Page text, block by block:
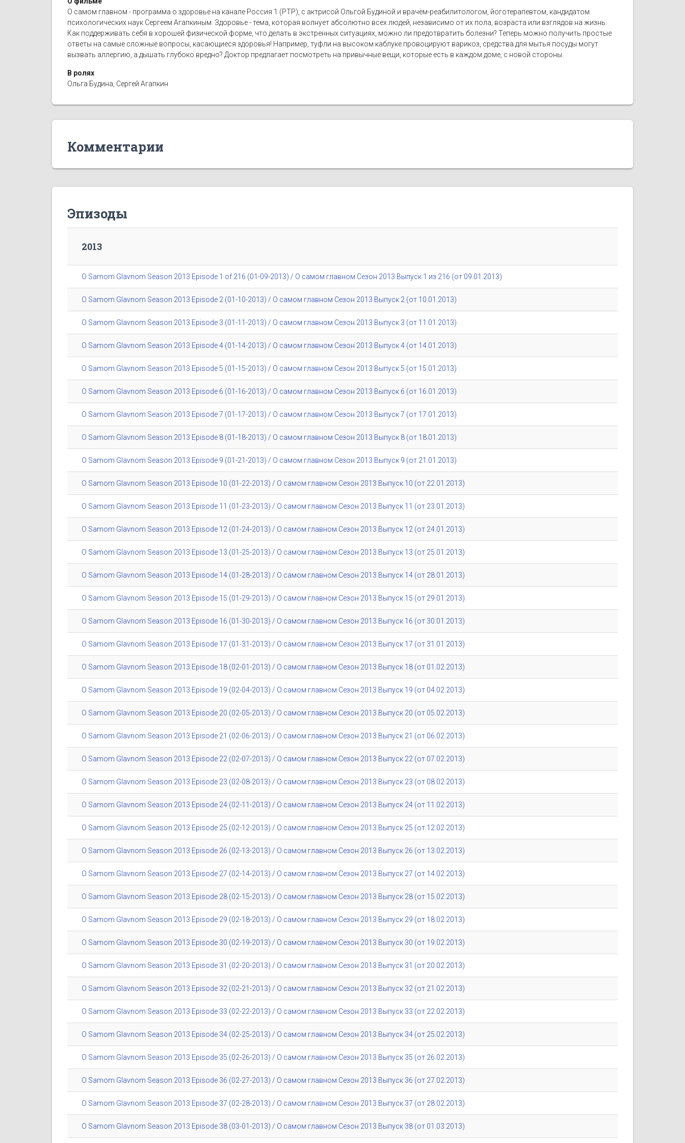
О самом главном - программа о здоровье на канале Россия 1 (РТР), с актрисой Ольгой Будиной и врачём-реабилитологом, йоготерапевтом, кандидатом
психологических наук Сергеем Агапкиным. Здоровье - тема, которая волнует абсолютно всех людей, независимо от их пола, возраста или взглядов на жизнь.
Как поддерживать себя в хорошей физической форме, что делать в экстренных ситуациях, можно ли предотвратить болезни? Теперь можно получить простые
ответы на самые сложные вопросы, касающиеся здоровья! Например, туфли на высоком каблуке провоцируют варикоз, средства для мытья посуды могут
вызвать аллергию, а дышать глубоко вредно? Доктор предлагает посмотреть на привычные вещи, которые есть в каждом доме, с новой стороны.
В ролях
Ольга Будина, Сергей Агапкин
Комментарии
Эпизоды
2013
O Samom Glavnom Season 2013 Episode 1 of 216 (01-09-2013) / О самом главном Сезон 2013 Выпуск 1 из 216 (от 09.01.2013)
O Samom Glavnom Season 2013 Episode 2 (01-10-2013) / О самом главном Сезон 2013 Выпуск 2 (от 10.01.2013)
O Samom Glavnom Season 2013 Episode 3 (01-11-2013) / О самом главном Сезон 2013 Выпуск 3 (от 11.01.2013)
O Samom Glavnom Season 2013 Episode 4 (01-14-2013) / О самом главном Сезон 2013 Выпуск 4 (от 14.01.2013)
O Samom Glavnom Season 2013 Episode 5 (01-15-2013) / О самом главном Сезон 2013 Выпуск 5 (от 15.01.2013)
O Samom Glavnom Season 2013 Episode 6 (01-16-2013) / О самом главном Сезон 2013 Выпуск 6 (от 16.01.2013)
O Samom Glavnom Season 2013 Episode 7 (01-17-2013) / О самом главном Сезон 2013 Выпуск 7 (от 17.01.2013)
O Samom Glavnom Season 2013 Episode 8 (01-18-2013) / О самом главном Сезон 2013 Выпуск 8 (от 18.01.2013)
O Samom Glavnom Season 2013 Episode 9 (01-21-2013) / О самом главном Сезон 2013 Выпуск 9 (от 21.01.2013)
O Samom Glavnom Season 2013 Episode 10 (01-22-2013) / О самом главном Сезон 2013 Выпуск 10 (от 22.01.2013)
O Samom Glavnom Season 2013 Episode 11 (01-23-2013) / О самом главном Сезон 2013 Выпуск 11 (от 23.01.2013)
O Samom Glavnom Season 2013 Episode 12 (01-24-2013) / О самом главном Сезон 2013 Выпуск 12 (от 24.01.2013)
O Samom Glavnom Season 2013 Episode 13 (01-25-2013) / О самом главном Сезон 2013 Выпуск 13 (от 25.01.2013)
O Samom Glavnom Season 2013 Episode 14 (01-28-2013) / О самом главном Сезон 2013 Выпуск 14 (от 28.01.2013)
O Samom Glavnom Season 2013 Episode 15 (01-29-2013) / О самом главном Сезон 2013 Выпуск 15 (от 29.01.2013)
O Samom Glavnom Season 2013 Episode 16 (01-30-2013) / О самом главном Сезон 2013 Выпуск 16 (от 30.01.2013)
O Samom Glavnom Season 2013 Episode 17 (01-31-2013) / О самом главном Сезон 2013 Выпуск 17 (от 31.01.2013)
O Samom Glavnom Season 2013 Episode 18 (02-01-2013) / О самом главном Сезон 2013 Выпуск 18 (от 01.02.2013)
O Samom Glavnom Season 2013 Episode 19 (02-04-2013) / О самом главном Сезон 2013 Выпуск 19 (от 04.02.2013)
O Samom Glavnom Season 2013 Episode 20 (02-05-2013) / О самом главном Сезон 2013 Выпуск 20 (от 05.02.2013)
O Samom Glavnom Season 2013 Episode 21 (02-06-2013) / О самом главном Сезон 2013 Выпуск 21 (от 06.02.2013)
O Samom Glavnom Season 2013 Episode 22 (02-07-2013) / О самом главном Сезон 2013 Выпуск 22 (от 07.02.2013)
O Samom Glavnom Season 2013 Episode 23 (02-08-2013) / О самом главном Сезон 2013 Выпуск 23 (от 08.02.2013)
O Samom Glavnom Season 2013 Episode 24 (02-11-2013) / О самом главном Сезон 2013 Выпуск 24 (от 11.02.2013)
O Samom Glavnom Season 2013 Episode 25 (02-12-2013) / О самом главном Сезон 2013 Выпуск 25 (от 12.02.2013)
O Samom Glavnom Season 2013 Episode 26 (02-13-2013) / О самом главном Сезон 2013 Выпуск 26 (от 13.02.2013)
O Samom Glavnom Season 2013 Episode 27 (02-14-2013) / О самом главном Сезон 2013 Выпуск 27 (от 14.02.2013)
O Samom Glavnom Season 2013 Episode 28 (02-15-2013) / О самом главном Сезон 2013 Выпуск 28 (от 15.02.2013)
O Samom Glavnom Season 2013 Episode 29 (02-18-2013) / О самом главном Сезон 2013 Выпуск 29 (от 18.02.2013)
O Samom Glavnom Season 2013 Episode 30 (02-19-2013) / О самом главном Сезон 2013 Выпуск 30 (от 19.02.2013)
O Samom Glavnom Season 2013 Episode 31 (02-20-2013) / О самом главном Сезон 2013 Выпуск 31 (от 20.02.2013)
O Samom Glavnom Season 2013 Episode 32 (02-21-2013) / О самом главном Сезон 2013 Выпуск 32 (от 21.02.2013)
O Samom Glavnom Season 2013 Episode 33 (02-22-2013) / О самом главном Сезон 2013 Выпуск 33 (от 22.02.2013)
O Samom Glavnom Season 2013 Episode 34 (02-25-2013) / О самом главном Сезон 2013 Выпуск 34 (от 25.02.2013)
O Samom Glavnom Season 2013 Episode 35 (02-26-2013) / О самом главном Сезон 2013 Выпуск 35 (от 26.02.2013)
O Samom Glavnom Season 2013 Episode 36 (02-27-2013) / О самом главном Сезон 2013 Выпуск 36 (от 27.02.2013)
O Samom Glavnom Season 2013 Episode 37 (02-28-2013) / О самом главном Сезон 2013 Выпуск 37 (от 28.02.2013)
O Samom Glavnom Season 2013 Episode 38 (03-01-2013) / О самом главном Сезон 2013 Выпуск 38 (от 01.03.2013)